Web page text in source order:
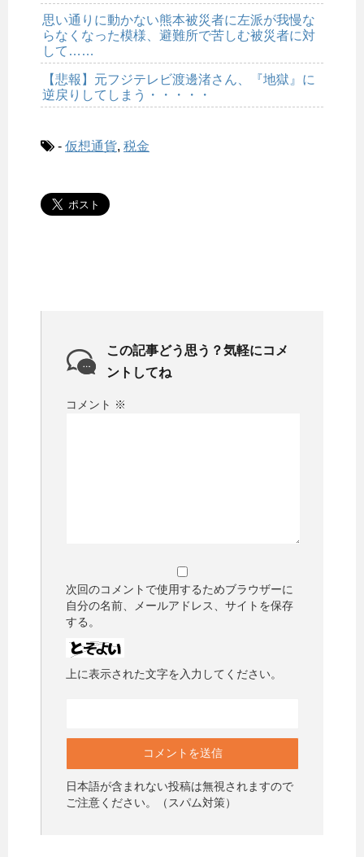
思い通りに動かない熊本被災者に左派が我慢な
らなくなった模様、避難所で苦しむ被災者に対
して……
【悲報】元フジテレビ渡邊渚さん、『地獄』に
逆戻りしてしまう・・・・・
- 仮想通貨, 税金
この記事どう思う？気軽にコメ
ントしてね
コメント ※
次回のコメントで使用するためブラウザーに
自分の名前、メールアドレス、サイトを保存
する。
上に表示された文字を入力してください。
日本語が含まれない投稿は無視されますので
ご注意ください。（スパム対策）